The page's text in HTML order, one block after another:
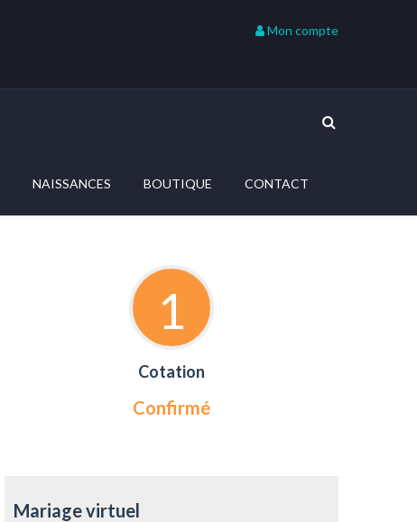
Mon compte
NAISSANCES BOUTIQUE CONTACT
1
Cotation
Confirmé
Mariage virtuel